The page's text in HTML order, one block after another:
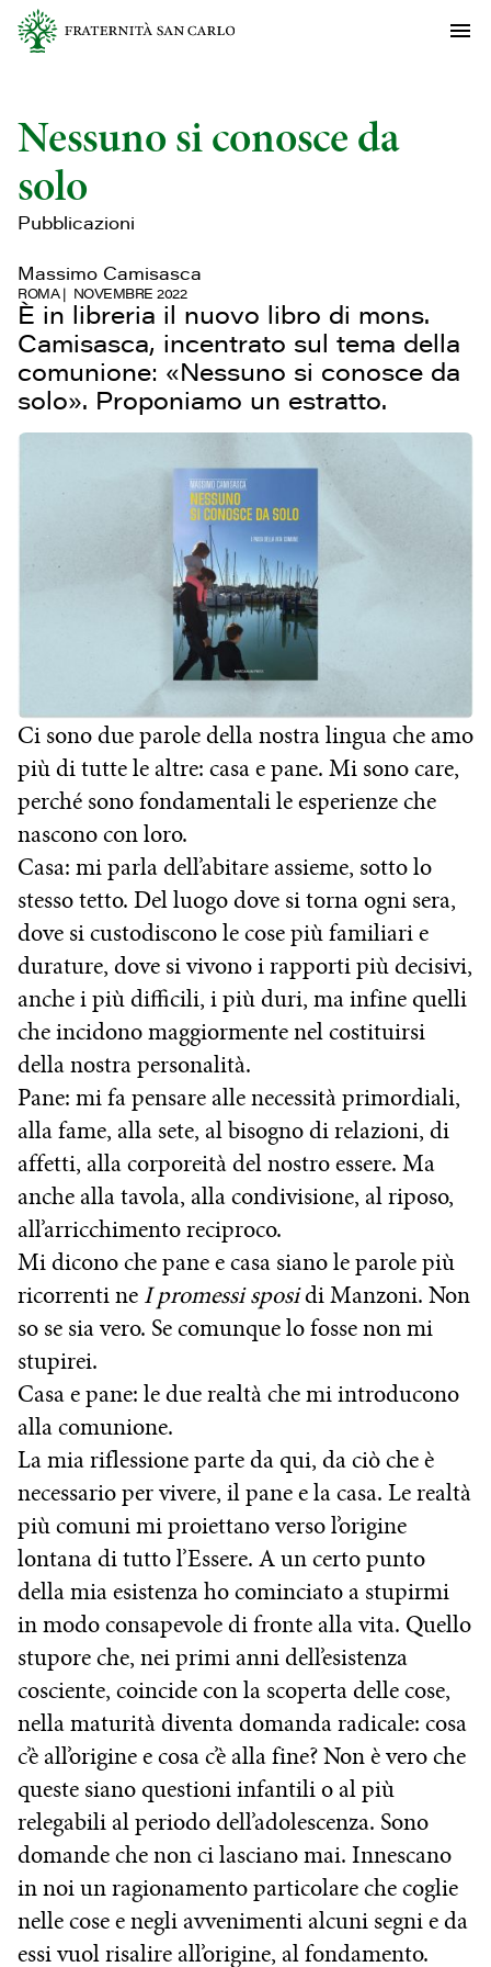
Nessuno si conosce da
solo
Pubblicazioni
Massimo Camisasca
ROMA NOVEMBRE 2022
È in libreria il nuovo libro di mons.
Camisasca, incentrato sul tema della
comunione: «Nessuno si conosce da
solo». Proponiamo un estratto.
Ci sono due parole della nostra lingua che amo
più di tutte le altre: casa e pane. Mi sono care,
perché sono fondamentali le esperienze che
nascono con loro.
Casa: mi parla dell’abitare assieme, sotto lo
stesso tetto. Del luogo dove si torna ogni sera,
dove si custodiscono le cose più familiari e
durature, dove si vivono i rapporti più decisivi,
anche i più difficili, i più duri, ma infine quelli
che incidono maggiormente nel costituirsi
della nostra personalità.
Pane: mi fa pensare alle necessità primordiali,
alla fame, alla sete, al bisogno di relazioni, di
affetti, alla corporeità del nostro essere. Ma
anche alla tavola, alla condivisione, al riposo,
all’arricchimento reciproco.
Mi dicono che pane e casa siano le parole più
ricorrenti ne I promessi sposidi Manzoni. Non
so se sia vero. Se comunque lo fosse non mi
stupirei.
Casa e pane: le due realtà che mi introducono
alla comunione.
La mia riflessione parte da qui, da ciò che è
necessario per vivere, il pane e la casa. Le realtà
più comuni mi proiettano verso l’origine
lontana di tutto l’Essere. A un certo punto
della mia esistenza ho cominciato a stupirmi
in modo consapevole di fronte alla vita. Quello
stupore che, nei primi anni dell’esistenza
cosciente, coincide con la scoperta delle cose,
nella maturità diventa domanda radicale: cosa
c’è all’origine e cosa c’è alla fine? Non è vero che
queste siano questioni infantili o al più
relegabili al periodo dell’adolescenza. Sono
domande che non ci lasciano mai. Innescano
in noi un ragionamento particolare che coglie
nelle cose e negli avvenimenti alcuni segni e da
essi vuol risalire all’origine, al fondamento.